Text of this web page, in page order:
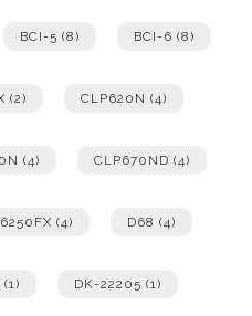
BCI-5 (8) BCI-6 (8)
(2) CLP620N (4)
(4) CLP670ND (4)
(4) D68 (4)
(1) DK-22205 (1)